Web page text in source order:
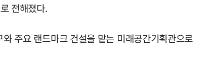
전해졌다.
주요 랜드마크 건설을 맡는 미래공간기획관으로